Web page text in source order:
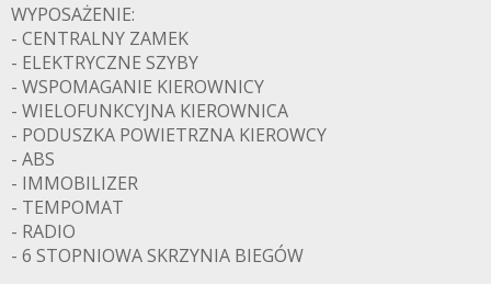
WYPOSAŻENIE:
- CENTRALNY ZAMEK
- ELEKTRYCZNE SZYBY
- WSPOMAGANIE KIEROWNICY
- WIELOFUNKCYJNA KIEROWNICA
- PODUSZKA POWIETRZNA KIEROWCY
- ABS
- IMMOBILIZER
- TEMPOMAT
- RADIO
- 6 STOPNIOWA SKRZYNIA BIEGÓW